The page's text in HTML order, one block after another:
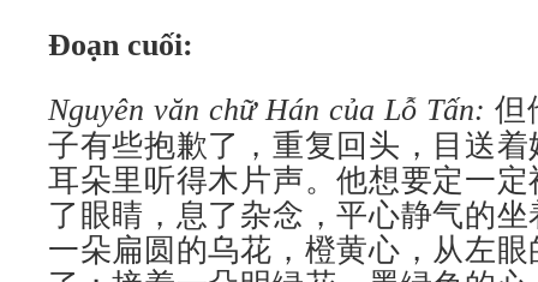
Đoạn cuối:
Nguyên văn chữ Hán của Lỗ Tấn: 但
子有些抱歉了，重复回头，目送
耳朵里听得木片声。他想要定一
了眼睛，息了杂念，平心静气的
一朵扁圆的乌花，橙黄心，从左